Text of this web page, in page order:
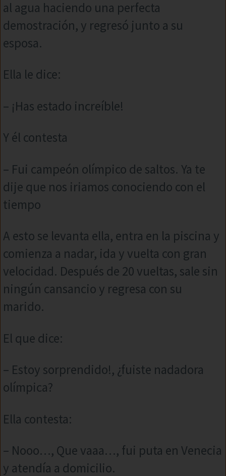
al agua haciendo una perfecta
demostración, y regresó junto a su
esposa.
Ella le dice:
– ¡Has estado increíble!
Y él contesta
– Fui campeón olímpico de saltos. Ya te
dije que nos iriamos conociendo con el
tiempo
A esto se levanta ella, entra en la piscina y
comienza a nadar, ida y vuelta con gran
velocidad. Después de 20 vueltas, sale sin
ningún cansancio y regresa con su
marido.
El que dice:
– Estoy sorprendido!, ¿fuiste nadadora
olímpica?
Ella contesta:
– Nooo…, Que vaaa…, fui puta en Venecia
y atendía a domicilio.